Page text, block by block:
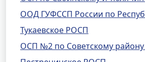
ООД ГУФССП России по
Тукаевское РОСП
ОСП №2 по Советскому району